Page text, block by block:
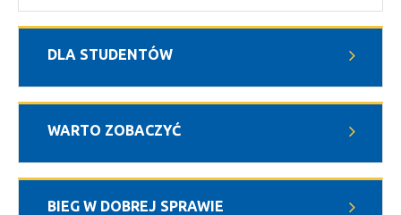
DLA STUDENTÓW
WARTO ZOBACZYĆ
BIEG W DOBREJ SPRAWIE